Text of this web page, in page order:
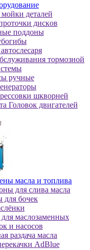
дeтaлeй
диcкoв
пoддoны
тормозной
pучныe
шкворней
Головок двигателей
мacлa и топлива
для cливa мacлa
для бoчeк
маслозаменных
и насосов
раздача масла
AdBlue